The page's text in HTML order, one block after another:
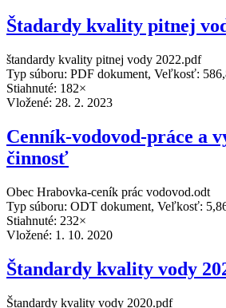
Štadardy kvality pitnej
štandardy kvality pitnej vody 2022.pdf
Typ súboru: PDF dokument, Veľkosť:
Stiahnuté: 182×
Vložené: 28. 2. 2023
Cenník-vodovod-práce a
činnosť
Obec Hrabovka-ceník prác vodovod.odt
Typ súboru: ODT dokument, Veľkosť:
Stiahnuté: 232×
Vložené: 1. 10. 2020
Štandardy kvality vody
Štandardy kvality vody 2020.pdf